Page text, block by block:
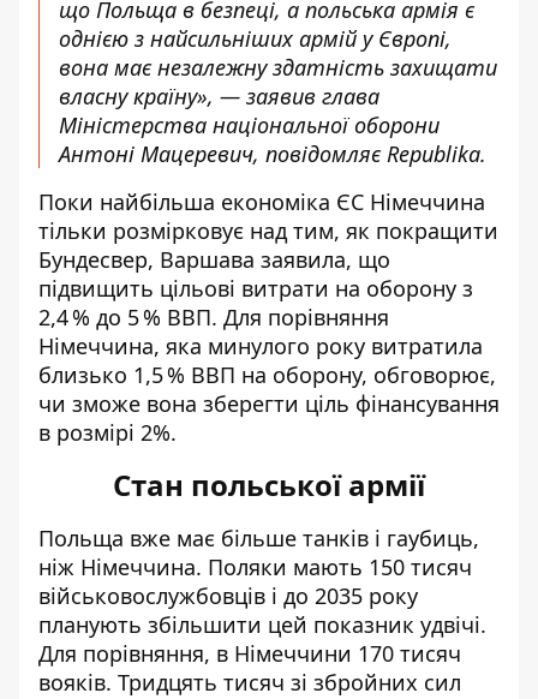
що Польща в безпеці, а польська армія є
однією з найсильніших армій у Європі,
вона має незалежну здатність захищати
власну країну», — заявив глава
Міністерства національної оборони
Антоні Мацеревич, повідомляєRepublika.
Поки найбільша економіка ЄС Німеччина
тільки розмірковує над тим, як покращити
Бундесвер, Варшава заявила, що
підвищить цільові витрати на оборону з
2,4 % до 5 % ВВП. Для порівняння
Німеччина, яка минулого року витратила
близько 1,5 % ВВП на оборону, обговорює,
чи зможе вона зберегти ціль фінансування
в розмірі 2%.
Стан польської армії
Польща вже має більше танків і гаубиць,
ніж Німеччина. Поляки мають 150 тисяч
військовослужбовців і до 2035 року
планують збільшити цей показник удвічі.
Для порівняння, в Німеччини 170 тисяч
вояків. Тридцять тисяч зі збройних сил